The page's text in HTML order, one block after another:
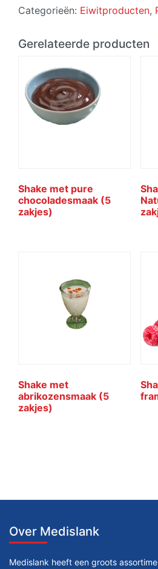
Categorieën: Eiwitproducten,
Gerelateerde producten
Shake met pure
chocoladesmaak (5
zakjes)
Shake met
abrikozensmaak (5
zakjes)
Over Medislank
Medislank heeft een groots